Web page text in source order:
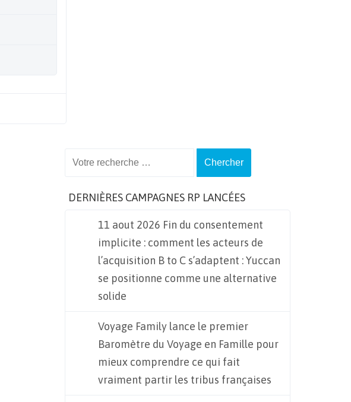
DERNIÈRES CAMPAGNES RP LANCÉES
11 aout 2026 Fin du consentement
implicite : comment les acteurs de
l’acquisition B to C s’adaptent : Yuccan
se positionne comme une alternative
solide
Voyage Family lance le premier
Baromètre du Voyage en Famille pour
mieux comprendre ce qui fait
vraiment partir les tribus françaises